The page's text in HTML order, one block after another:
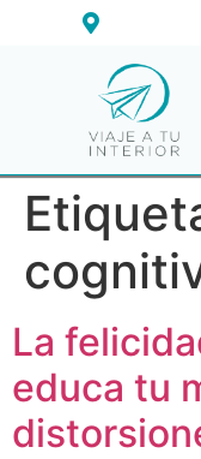
La
educa tu